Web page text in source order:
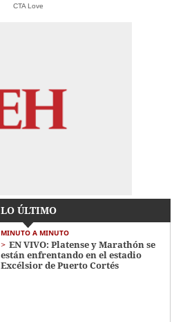
CTA Love
LO ÚLTIMO
MINUTO A MINUTO
EN VIVO: Platense y Marathón se
están enfrentando en el estadio
Excélsior de Puerto Cortés